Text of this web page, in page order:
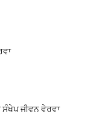
ਸੰਖੇਪ ਜੀਵਨ ਵੇਰਵਾ